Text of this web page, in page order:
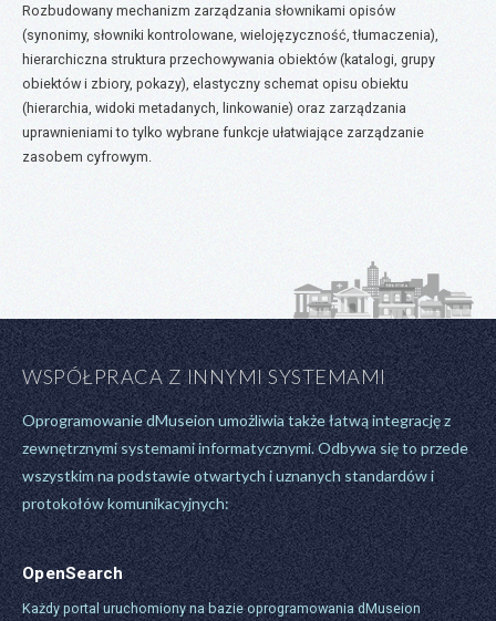
Rozbudowany mechanizm zarządzania słownikami opisów
(synonimy, słowniki kontrolowane, wielojęzyczność, tłumaczenia),
hierarchiczna struktura przechowywania obiektów (katalogi, grupy
obiektów i zbiory, pokazy), elastyczny schemat opisu obiektu
(hierarchia, widoki metadanych, linkowanie) oraz zarządzania
uprawnieniami to tylko wybrane funkcje ułatwiające zarządzanie
zasobem cyfrowym.
WSPÓŁPRACA Z INNYMI SYSTEMAMI
Oprogramowanie dMuseion umożliwia także łatwą integrację z
zewnętrznymi systemami informatycznymi. Odbywa się to przede
wszystkim na podstawie otwartych i uznanych standardów i
protokołów komunikacyjnych:
OpenSearch
Każdy portal uruchomiony na bazie oprogramowania dMuseion